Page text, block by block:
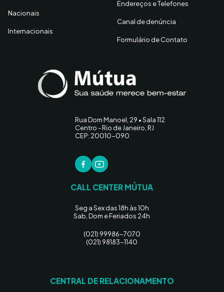
Nacionais
Internacionais
Endereços e Telefones
Canal de denúncia
Formulário de Contato
Rua Dom Manoel, 29 • Sala 112
Centro - Rio de Janeiro, RJ
CEP: 20010-090
CALL CENTER MÚTUA
Seg a Sex das 18h às 10h
Sab, Dom e Feriados 24h
(021) 99986-7070
(021) 98183-1140
CENTRAL DE RELACIONAMENTO